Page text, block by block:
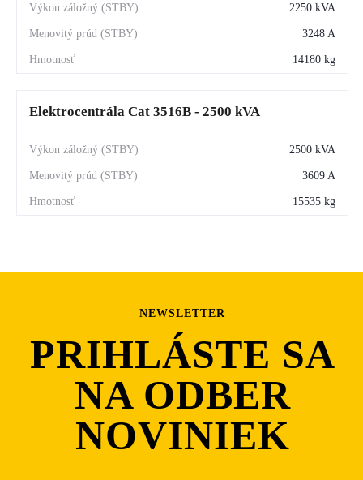
2250 kVA
3248 A
14180 kg
Elektrocentrála Cat 3516B - 2500 kVA
2500 kVA
3609 A
15535 kg
NEWSLETTER
PRIHLÁSTE SA
NA ODBER
NOVINIEK